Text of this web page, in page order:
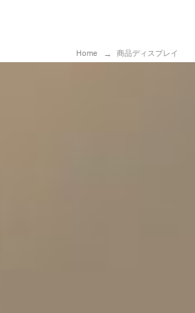
Home 商品ディスプレイ